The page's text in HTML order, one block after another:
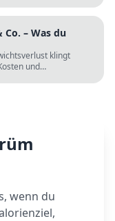
– Was du
klingt
und
wenn du